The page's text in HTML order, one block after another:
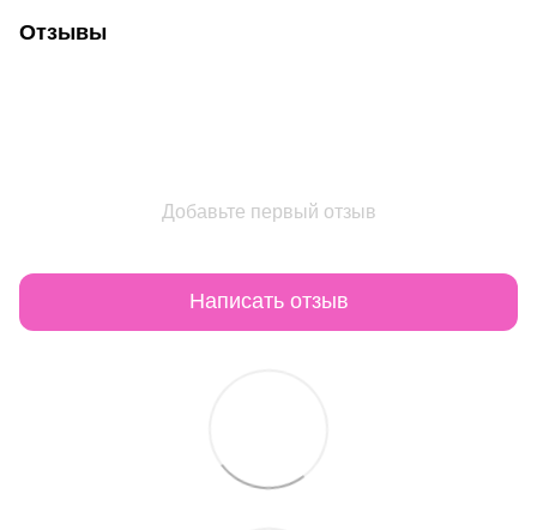
Отзывы
Добавьте первый отзыв
Написать отзыв